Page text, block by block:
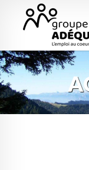
LE GROUPE
STRUCTURES